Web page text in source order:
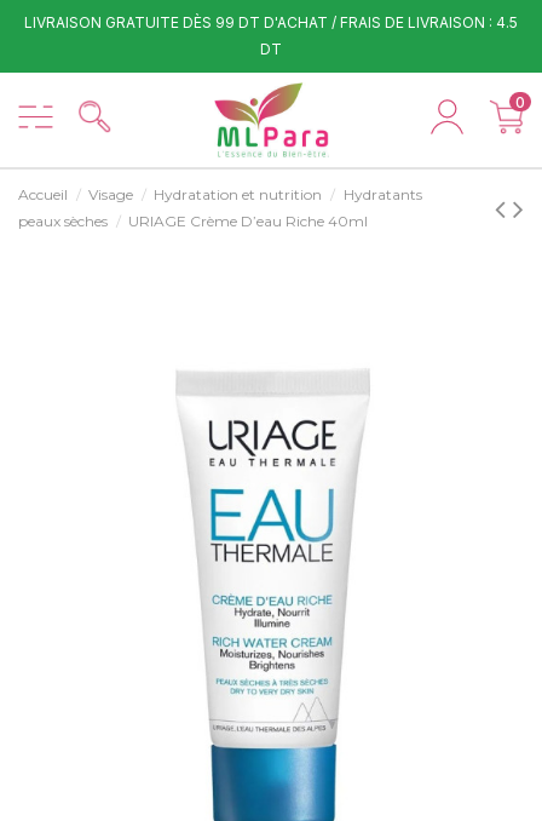
LIVRAISON GRATUITE DÈS 99 DT D'ACHAT / FRAIS DE LIVRAISON : 4.5
DT
0
Accueil Visage Hydratation et nutrition
Hydratants
peaux sèches
URIAGE Crème D’eau Riche 40ml